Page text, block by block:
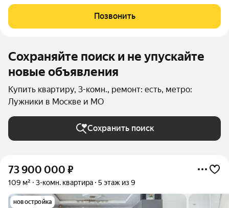
дворе детские и спортивные площадки. Рядом школа и два
детских сада. Один взрослый
Позвонить
Сохраняйте поиск и не упускайте
новые объявления
Купить квартиру, 3-комн., ремонт: есть, метро:
Лужники в Москве и МО
Сохранить поиск
73 900 000 ₽
109 м² 3-комн. квартира 5 этаж из 9
новостройка